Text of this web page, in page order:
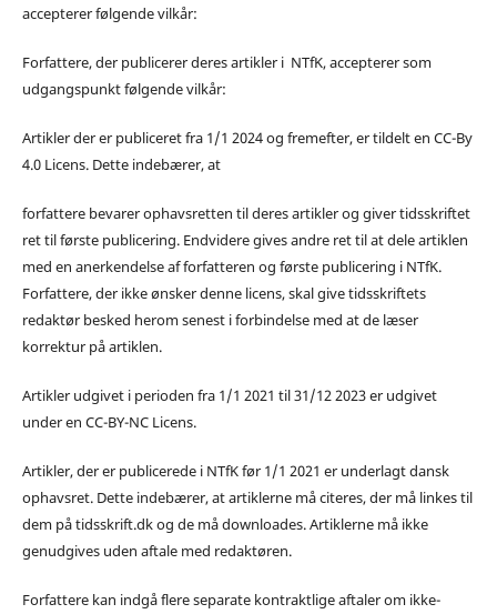
accepterer følgende vilkår:
Forfattere, der publicerer deres artikler i NTfK, accepterer som
udgangspunkt følgende vilkår:
Artikler der er publiceret fra 1/1 2024 og fremefter, er tildelt en CC-By
4.0 Licens. Dette indebærer, at
forfattere bevarer ophavsretten til deres artikler og giver tidsskriftet
ret til første publicering. Endvidere gives andre ret til at dele artiklen
med en anerkendelse af forfatteren og første publicering i NTfK.
Forfattere, der ikke ønsker denne licens, skal give tidsskriftets
redaktør besked herom senest i forbindelse med at de læser
korrektur på artiklen.
Artikler udgivet i perioden fra 1/1 2021 til 31/12 2023 er udgivet
under en CC-BY-NC Licens.
Artikler, der er publicerede i NTfK før 1/1 2021 er underlagt dansk
ophavsret. Dette indebærer, at artiklerne må citeres, der må linkes til
dem på tidsskrift.dk og de må downloades. Artiklerne må ikke
genudgives uden aftale med redaktøren.
Forfattere kan indgå flere separate kontraktlige aftaler om ikke-